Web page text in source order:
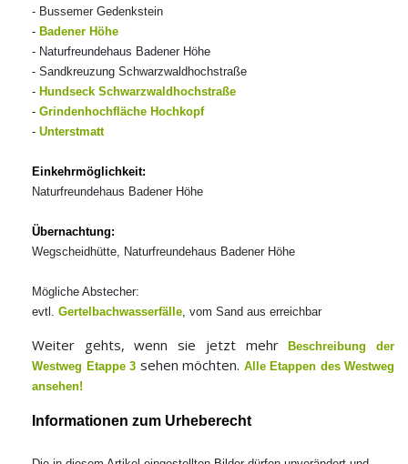
- Bussemer Gedenkstein
- Badener Höhe
- Naturfreundehaus Badener Höhe
- Sandkreuzung Schwarzwaldhochstraße
- Hundseck Schwarzwaldhochstraße
- Grindenhochfläche Hochkopf
- Unterstmatt
Einkehrmöglichkeit:
Naturfreundehaus Badener Höhe
Übernachtung:
Wegscheidhütte, Naturfreundehaus Badener Höhe
Mögliche Abstecher:
evtl. Gertelbachwasserfälle, vom Sand aus erreichbar
Weiter gehts, wenn sie jetzt mehrBeschreibung der
Westweg Etappe 3 sehen möchten. Alle Etappen des Westweg
ansehen!
Informationen zum Urheberecht